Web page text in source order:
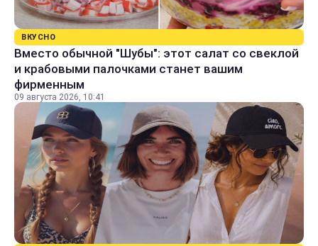
ВКУСНО
Вместо обычной "Шубы": этот салат со свеклой
и крабовыми палочками станет вашим
фирменным
09 августа 2026, 10:41